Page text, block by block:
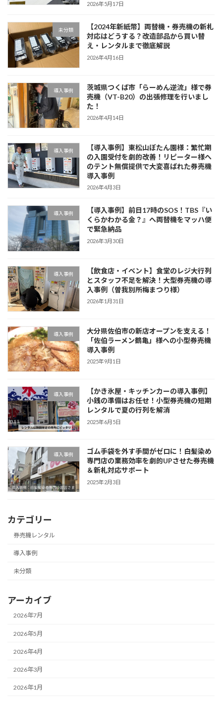
2026年5月17日
未分類
【2024年新紙幣】両替機・券売機の新札
対応はどうする？改造部品から買い替
え・レンタルまで徹底解説
2026年4月16日
導入事例
茨城県つくば市「らーめん逆流」様で券
売機（VT-B20）の出張修理を行いまし
た！
2026年4月14日
導入事例
【導入事例】東松山ぼたん園様：繁忙期
の入園受付を劇的改善！リピーター様へ
のテント無償提供で大変喜ばれた券売機
導入事例
2026年4月3日
導入事例
【導入事例】前日17時のSOS！TBS『い
くらかわかる金？』へ両替機をマッハ便
で緊急納品
2026年3月30日
導入事例
【飲食店・イベント】食堂のレジ大行列
とスタッフ不足を解決！大型券売機の導
入事例（曽我別所梅まつり様）
2026年1月31日
導入事例
大分県佐伯市の新店オープンを支える！
「佐伯ラーメン鶴亀」様への小型券売機
導入事例
2025年9月1日
導入事例
【かき氷屋・キッチンカーの導入事例】
小銭の準備はお任せ！小型券売機の短期
レンタルで夏の行列を解消
2025年6月5日
導入事例
ゴム手袋を外す手間がゼロに！白髪染め
専門店の業務効率を劇的UPさせた券売機
＆新札対応サポート
2025年2月3日
カテゴリー
券売機レンタル
導入事例
未分類
アーカイブ
2026年7月
2026年5月
2026年4月
2026年3月
2026年1月